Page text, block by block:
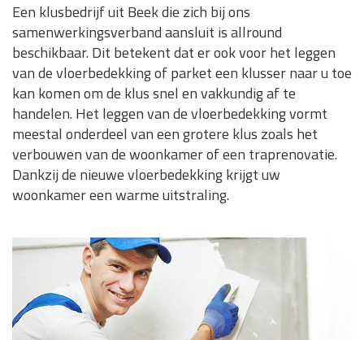
Een klusbedrijf uit Beek die zich bij ons
samenwerkingsverband aansluit is allround
beschikbaar. Dit betekent dat er ook voor het leggen
van de vloerbedekking of parket een klusser naar u toe
kan komen om de klus snel en vakkundig af te
handelen. Het leggen van de vloerbedekking vormt
meestal onderdeel van een grotere klus zoals het
verbouwen van de woonkamer of een traprenovatie.
Dankzij de nieuwe vloerbedekking krijgt uw
woonkamer een warme uitstraling.